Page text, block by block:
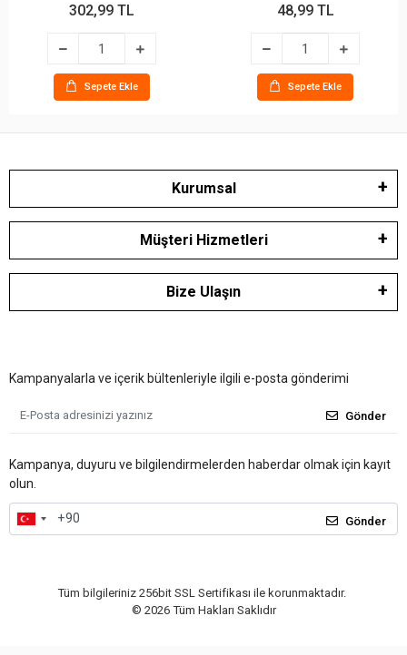
302,99 TL
Sepete Ekle
48,99 TL
Sepete Ekle
Kurumsal
Müşteri Hizmetleri
Bize Ulaşın
Kampanyalarla ve içerik bültenleriyle ilgili e-posta gönderimi
Gönder
Kampanya, duyuru ve bilgilendirmelerden haberdar olmak için kayıt
olun.
Gönder
Tüm bilgileriniz 256bit SSL Sertifikası ile korunmaktadır.
© 2026 Tüm Hakları Saklıdır